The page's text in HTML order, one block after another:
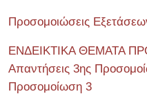
Προσομοιώσεις
ΕΝΔΕΙΚΤΙΚΑ ΘΕΜΑΤΑ
Απαντήσεις 3ης
Προσομοίωση 3